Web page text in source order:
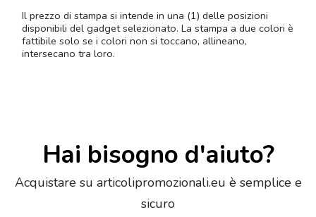
Il prezzo di stampa si intende in una (1) delle posizioni
disponibili del gadget selezionato. La stampa a due colori è
fattibile solo se i colori non si toccano, allineano,
intersecano tra loro.
Hai bisogno d'aiuto?
Acquistare su articolipromozionali.eu è semplice e
sicuro